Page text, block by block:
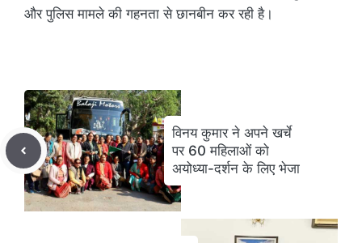
और पुलिस मामले की गहनता से छानबीन कर रही है।
विनय कुमार ने अपने खर्चे
पर 60 महिलाओं को
अयोध्या-दर्शन के लिए भेजा